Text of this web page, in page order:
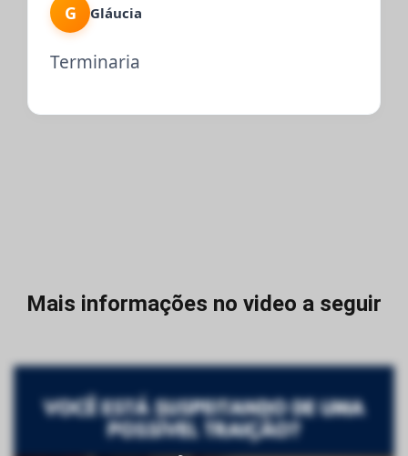
G Gláucia
Terminaria
Mais informações no video a seguir